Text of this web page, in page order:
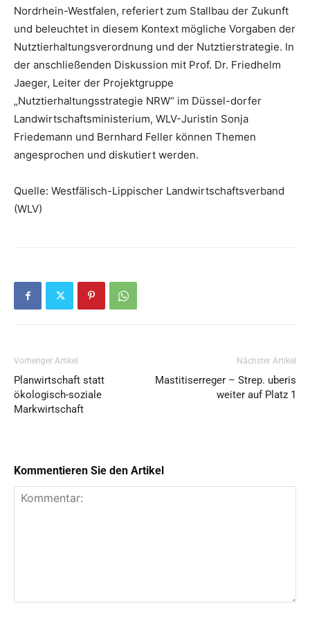
Nordrhein-Westfalen, referiert zum Stallbau der Zukunft
und beleuchtet in diesem Kontext mögliche Vorgaben der
Nutztierhaltungsverordnung und der Nutztierstrategie. In
der anschließenden Diskussion mit Prof. Dr. Friedhelm
Jaeger, Leiter der Projektgruppe
„Nutztierhaltungsstrategie NRW“ im Düssel-dorfer
Landwirtschaftsministerium, WLV-Juristin Sonja
Friedemann und Bernhard Feller können Themen
angesprochen und diskutiert werden.
Quelle: Westfälisch-Lippischer Landwirtschaftsverband
(WLV)
Vorheriger Artikel
Planwirtschaft statt
ökologisch-soziale
Markwirtschaft
Nächster Artikel
Mastitiserreger – Strep. uberis
weiter auf Platz 1
Kommentieren Sie den Artikel